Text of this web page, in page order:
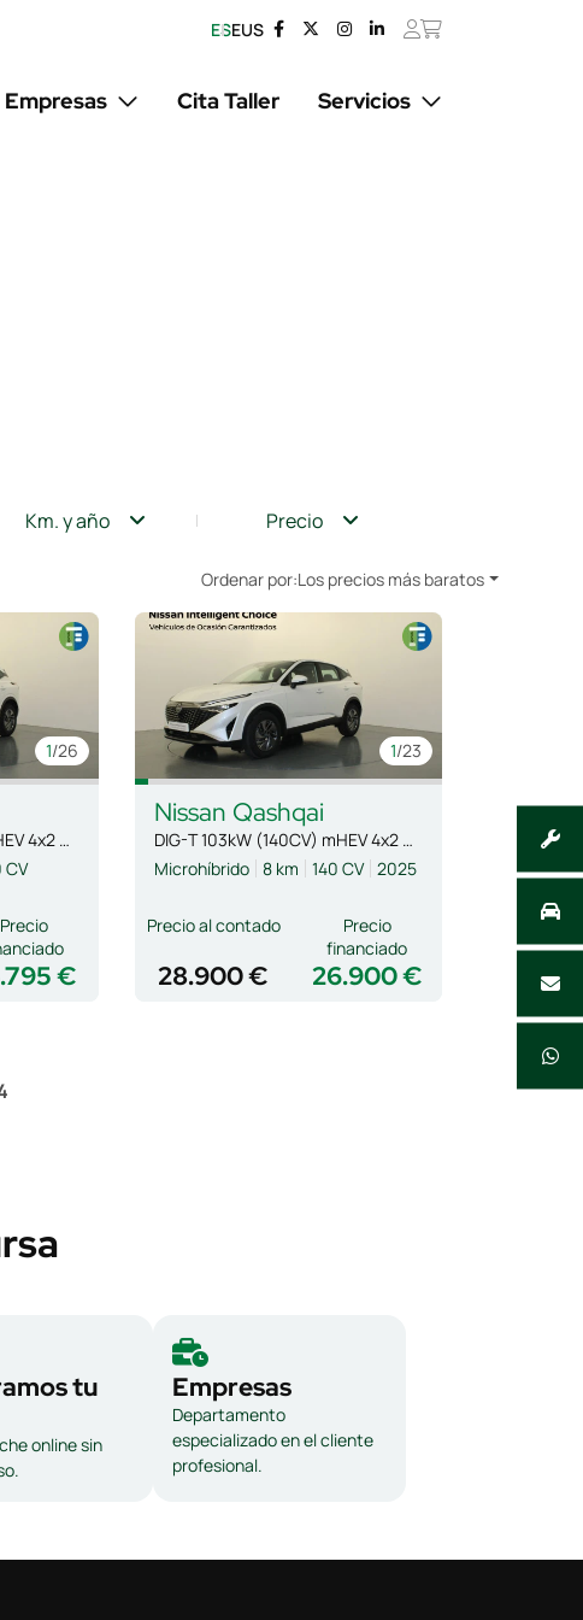
ESEUS
Empresas Cita Taller Servicios
Km. y año Precio
Ordenar por:Los precios más baratos
1/26
DIG-T 103kW (140CV) mHEV 4x2 Acenta
CV
€
Precio
1/23
Nissan Qashqai
DIG-T 103kW (140CV) mHEV 4x2 Acenta
Microhíbrido 8 km 140 CV 2025
Precio al contado
28.900 € 26.900 €
Precio
financiado
tu
online sin
Empresas
Departamento
especializado en el cliente
profesional.